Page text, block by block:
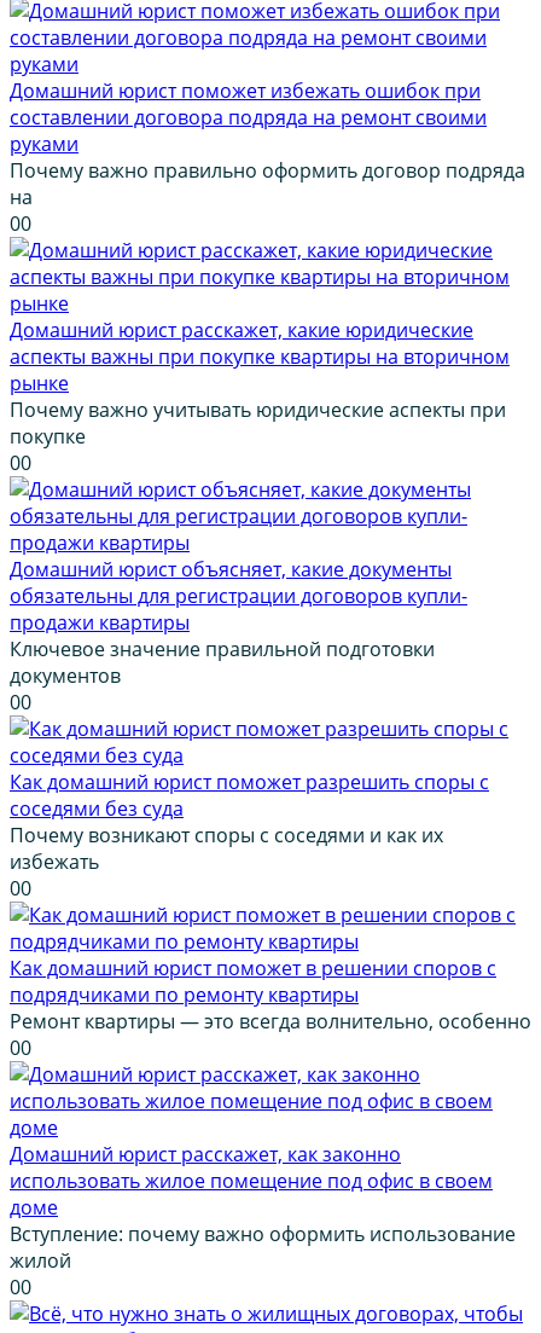
Домашний юрист поможет избежать ошибок при
составлении договора подряда на ремонт своими
руками
Почему важно правильно оформить договор подряда
на
00
Домашний юрист расскажет, какие юридические
аспекты важны при покупке квартиры на вторичном
рынке
Почему важно учитывать юридические аспекты при
покупке
00
Домашний юрист объясняет, какие документы
обязательны для регистрации договоров купли-
продажи квартиры
Ключевое значение правильной подготовки
документов
00
Как домашний юрист поможет разрешить споры с
соседями без суда
Почему возникают споры с соседями и как их
избежать
00
Как домашний юрист поможет в решении споров с
подрядчиками по ремонту квартиры
Ремонт квартиры — это всегда волнительно, особенно
00
Домашний юрист расскажет, как законно
использовать жилое помещение под офис в своем
доме
Вступление: почему важно оформить использование
жилой
00